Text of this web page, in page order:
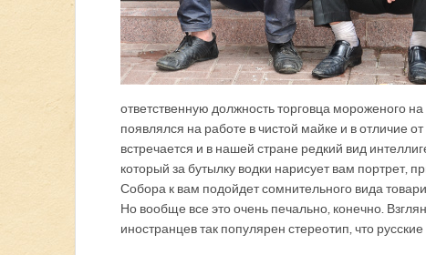
ответственную должность торговца мороженого
появлялся на работе в чистой майке и в отличие
встречается и в нашей стране редкий вид
который за бутылку водки нарисует вам портрет,
Собора к вам подойдет сомнительного вида
Но вообще все это очень печально, конечно.
иностранцев так популярен стереотип, что